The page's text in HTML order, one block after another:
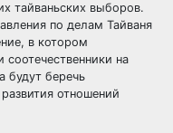
тайваньских выборов.
по делам Тайваня
в котором
на
будут беречь
отношений